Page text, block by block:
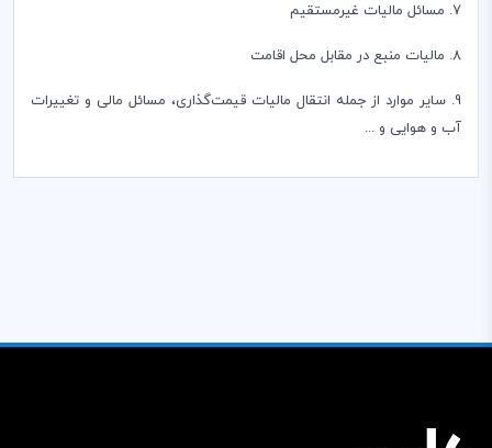
7. مسائل مالیات غیرمستقیم
8. مالیات منبع در مقابل محل اقامت
9. سایر موارد از جمله انتقال مالیات قیمت‌گذاری، مسائل مالی و تغییرات
آب و هوایی و ...